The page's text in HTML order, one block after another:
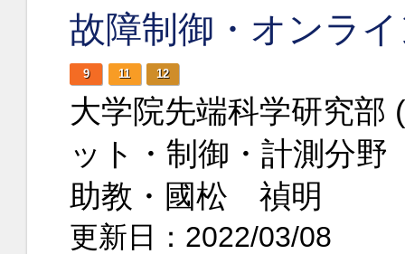
故障制御・オンラ
9 11 12
大学院先端科学研究
ット・制御・計測分野
助教・國松 禎明
更新日：2022/03/08